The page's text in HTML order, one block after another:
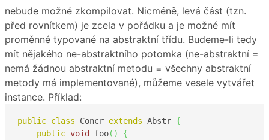
nebude možné zkompilovat. Nicméně, levá část (tzn.
před rovnítkem) je zcela v pořádku a je možné mít
proměnné typované na abstraktní třídu. Budeme-li tedy
mít nějakého ne-abstraktního potomka (ne-abstraktní =
nemá žádnou abstraktní metodu = všechny abstraktní
metody má implementované), můžeme vesele vytvářet
instance. Příklad:
public class Concr extends Abstr {
public void foo( )
{